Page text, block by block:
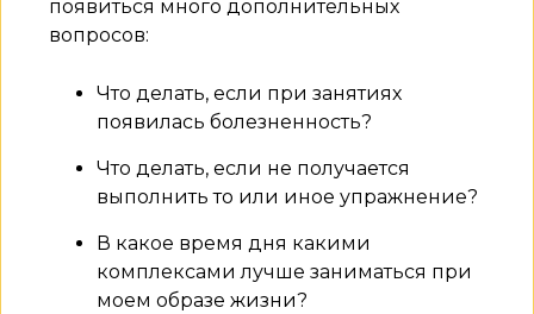
появиться много дополнительных
вопросов:
Что делать, если при занятиях
появилась болезненность?
Что делать, если не получается
выполнить то или иное упражнение?
В какое время дня какими
комплексами лучше заниматься при
моем образе жизни?